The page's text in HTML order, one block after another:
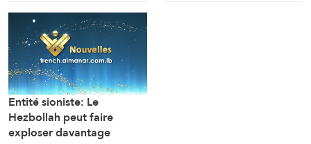
a tenté de modifier mais
sans y parvenir (Le Daily
Telegraph)
Entité sioniste: Le
Hezbollah peut faire
exploser davantage